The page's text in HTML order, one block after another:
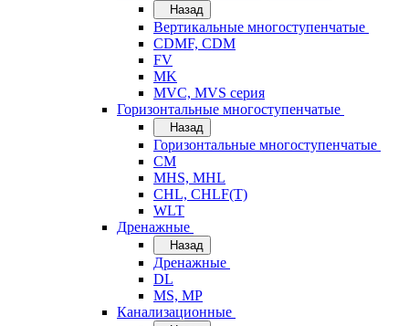
Назад
Вертикальные многоступенчатые
CDMF, CDM
FV
MK
MVC, MVS серия
Горизонтальные многоступенчатые
Назад
Горизонтальные многоступенчатые
CM
MHS, MHL
CHL, CHLF(T)
WLT
Дренажные
Назад
Дренажные
DL
MS, MP
Канализационные